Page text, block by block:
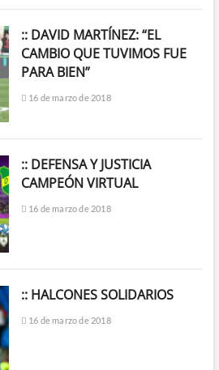
:: DAVID MARTÍNEZ: “EL
CAMBIO QUE TUVIMOS FUE
PARA BIEN”
16 de marzo de 2018
:: DEFENSA Y JUSTICIA
CAMPEÓN VIRTUAL
16 de marzo de 2018
:: HALCONES SOLIDARIOS
16 de marzo de 2018